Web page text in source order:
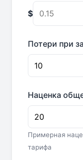
$
Потери при
Наценка
Примерная
тарифа